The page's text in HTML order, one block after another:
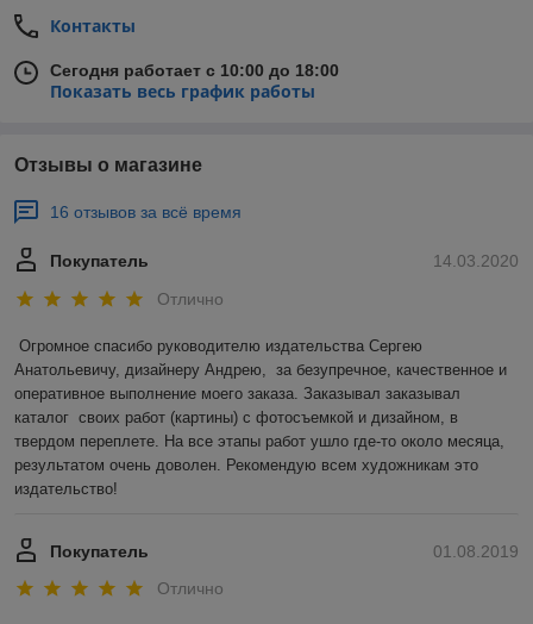
Контакты
Сегодня работает с 10:00 до 18:00
Показать весь график работы
Отзывы о магазине
16 отзывов за всё время
14.03.2020
Покупатель
Отлично
Огромное спасибо руководителю издательства Сергею
Анатольевичу, дизайнеру Андрею,  за безупречное, качественное и
оперативное выполнение моего заказа. Заказывал заказывал
каталог  своих работ (картины) с фотосъемкой и дизайном, в
твердом переплете. На все этапы работ ушло где-то около месяца,
результатом очень доволен. Рекомендую всем художникам это
издательство!
01.08.2019
Покупатель
Отлично